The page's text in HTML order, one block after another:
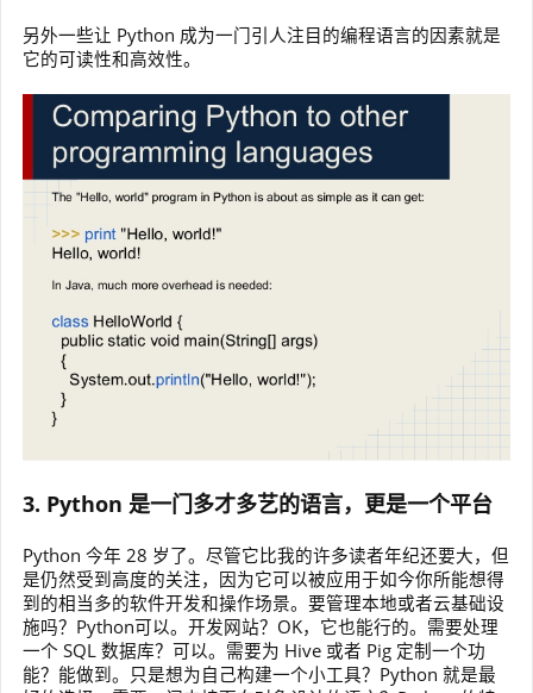
另外一些让 Python 成为一门引人注目的编程语言的因素就是
它的可读性和高效性。
3. Python 是一门多才多艺的语言，更是一个平台
Python 今年 28 岁了。尽管它比我的许多读者年纪还要大，但
是仍然受到高度的关注，因为它可以被应用于如今你所能想得
到的相当多的软件开发和操作场景。要管理本地或者云基础设
施吗？Python可以。开发网站？OK，它也能行的。需要处理
一个 SQL 数据库？可以。需要为 Hive 或者 Pig 定制一个功
能？能做到。只是想为自己构建一个小工具？Python 就是最